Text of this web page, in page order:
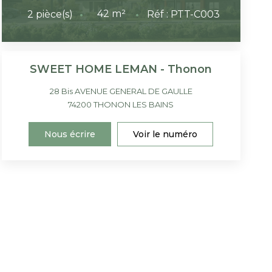
2 pièce(s) 42 m² Réf : PTT-C003
SWEET HOME LEMAN - Thonon
28 Bis AVENUE GENERAL DE GAULLE
74200THONON LES BAINS
Nous écrire Voir le numéro